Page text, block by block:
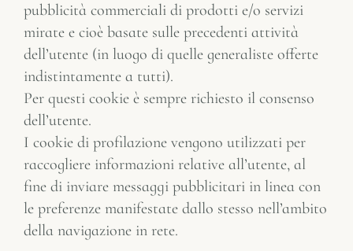
pubblicità commerciali di prodotti e/o servizi
mirate e cioè basate sulle precedenti attività
dell’utente (in luogo di quelle generaliste offerte
indistintamente a tutti).
Per questi cookie è sempre richiesto il consenso
dell’utente.
I cookie di profilazione vengono utilizzati per
raccogliere informazioni relative all’utente, al
fine di inviare messaggi pubblicitari in linea con
le preferenze manifestate dallo stesso nell’ambito
della navigazione in rete.